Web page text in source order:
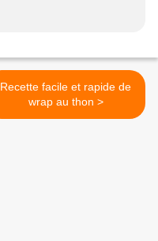
Recette facile et rapide de
wrap au thon >